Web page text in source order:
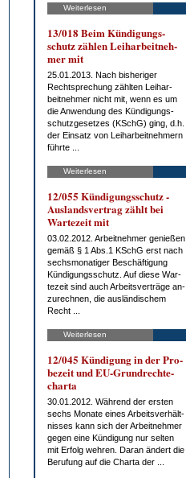
Weiterlesen
13/018 Beim Kün­di­gungs­
schutz zäh­len Leih­ar­beit­neh­
mer mit
25.01.2013. Nach bis­he­ri­ger
Recht­spre­chung zähl­ten Leih­ar­
beit­neh­mer nicht mit, wenn es um
die An­wen­dung des Kün­di­gungs­
schutz­ge­set­zes (KSchG) ging, d.h.
der Ein­satz von Leih­ar­beit­neh­mern
führ­te ...
Weiterlesen
12/055 Kün­di­gungs­schutz -
Aus­lands­ver­trag zählt bei
War­te­zeit mit
03.02.2012. Ar­beit­neh­mer ge­nie­ßen
ge­mäß § 1 Abs.1 KSchG erst nach
sechs­mo­na­ti­ger Be­schäf­ti­gung
Kün­di­gungs­schutz. Auf die­se War­
te­zeit sind auch Ar­beits­ver­trä­ge an­
zu­rech­nen, die aus­län­di­schem
Recht ...
Weiterlesen
12/045 Kün­di­gung in der Pro­
be­zeit und EU-Grund­rech­te­
char­ta
30.01.2012. Wäh­rend der ers­ten
sechs Mo­na­te ei­nes Ar­beits­ver­hält­
nis­ses kann sich der Ar­beit­neh­mer
ge­gen ei­ne Kün­di­gung nur sel­ten
mit Er­folg weh­ren. Dar­an än­dert die
Be­ru­fung auf die Char­ta der ...